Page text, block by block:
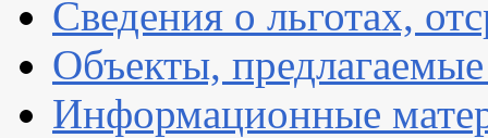
Сведения о льготах,
Объекты,
Информационные